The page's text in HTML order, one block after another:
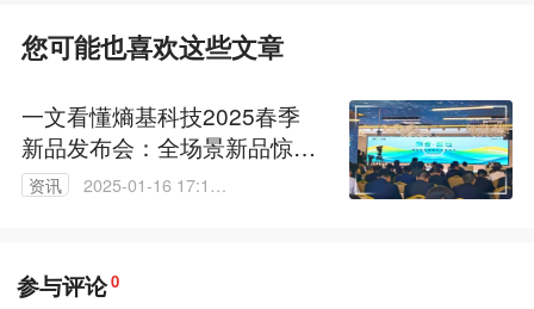
您可能也喜欢这些文章
一文看懂熵基科技2025春季
新品发布会：全场景新品惊艳
亮相
资讯
2025-01-16 17:14:
参与评论0